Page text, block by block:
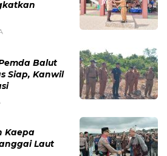
Balut
Siap, Kanwil
Kaepa
Laut